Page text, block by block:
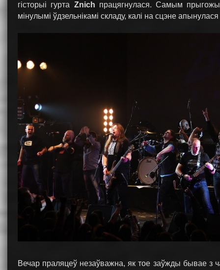
гісторыі гурта Znich працягнулася. Самым
мінулымі ўдзельнікамі складу, калі на сцэне
Вечар праляцеў незаўважна, як тое заўжды бывае з